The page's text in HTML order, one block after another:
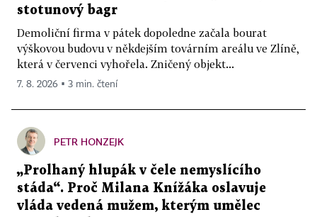
stotunový bagr
Demoliční firma v pátek dopoledne začala bourat
výškovou budovu v někdejším továrním areálu ve Zlíně,
která v červenci vyhořela. Zničený objekt...
7. 8. 2026 ▪ 3 min. čtení
PETR HONZEJK
„Prolhaný hlupák v čele nemyslícího
stáda“. Proč Milana Knížáka oslavuje
vláda vedená mužem, kterým umělec